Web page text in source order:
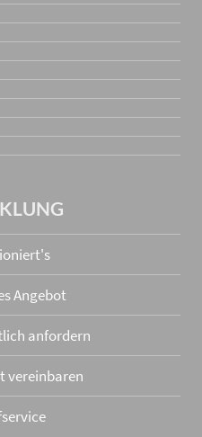
Angebot
anfordern
vereinbaren